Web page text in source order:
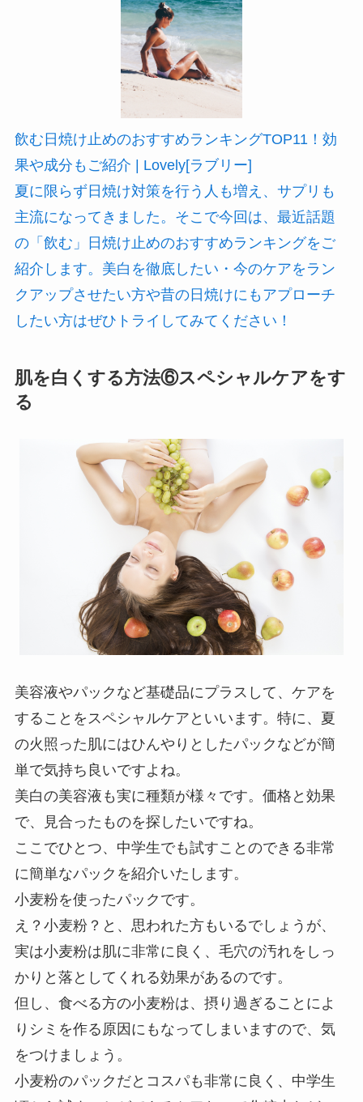
飲む日焼け止めのおすすめランキングTOP11！効
果や成分もご紹介 | Lovely[ラブリー]
夏に限らず日焼け対策を行う人も増え、サプリも
主流になってきました。そこで今回は、最近話題
の「飲む」日焼け止めのおすすめランキングをご
紹介します。美白を徹底したい・今のケアをラン
クアップさせたい方や昔の日焼けにもアプローチ
したい方はぜひトライしてみてください！
肌を白くする方法⑥スペシャルケアをす
る
美容液やパックなど基礎品にプラスして、ケアを
することをスペシャルケアといいます。特に、夏
の火照った肌にはひんやりとしたパックなどが簡
単で気持ち良いですよね。
美白の美容液も実に種類が様々です。価格と効果
で、見合ったものを探したいですね。
ここでひとつ、中学生でも試すことのできる非常
に簡単なパックを紹介いたします。
小麦粉を使ったパックです。
え？小麦粉？と、思われた方もいるでしょうが、
実は小麦粉は肌に非常に良く、毛穴の汚れをしっ
かりと落としてくれる効果があるのです。
但し、食べる方の小麦粉は、摂り過ぎることによ
りシミを作る原因にもなってしまいますので、気
をつけましょう。
小麦粉のパックだとコスパも非常に良く、中学生